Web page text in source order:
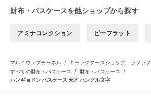
財布・パスケースを他ショップから探す
アミナコレクション ビーフラット
マルイウェブチャネル / キャラクターズショップ ラフラフ
すべての財布・パスケース / 財布・パスケース /
ハンギョドン パスケース 天才 ハングル文字